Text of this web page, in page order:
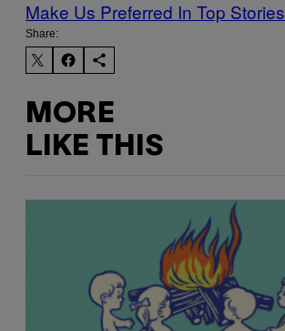
Make Us Preferred In Top Stories
Share:
MORE
LIKE THIS